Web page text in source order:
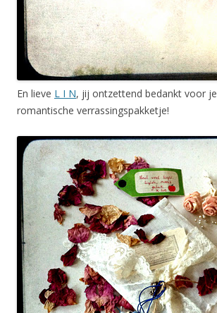
En lieve L I N, jij ontzettend bedankt voor
romantische verrassingspakketje!